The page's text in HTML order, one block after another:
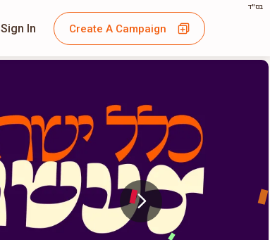
בס"ד
Sign In Create A Campaign